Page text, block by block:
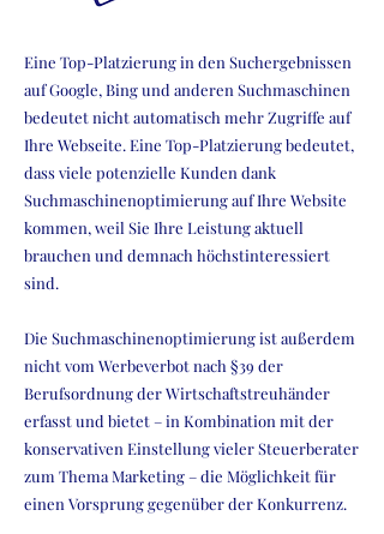
Eine Top-Platzierung in den Suchergebnissen
auf Google, Bing und anderen Suchmaschinen
bedeutet nicht automatisch mehr Zugriffe auf
Ihre Webseite. Eine Top-Platzierung bedeutet,
dass viele potenzielle Kunden dank
Suchmaschinenoptimierung auf Ihre Website
kommen, weil Sie Ihre Leistung aktuell
brauchen und demnach höchstinteressiert
sind.
Die Suchmaschinenoptimierung ist außerdem
nicht vom Werbeverbot nach §39 der
Berufsordnung der Wirtschaftstreuhänder
erfasst und bietet – in Kombination mit der
konservativen Einstellung vieler Steuerberater
zum Thema Marketing – die Möglichkeit für
einen Vorsprung gegenüber der Konkurrenz.